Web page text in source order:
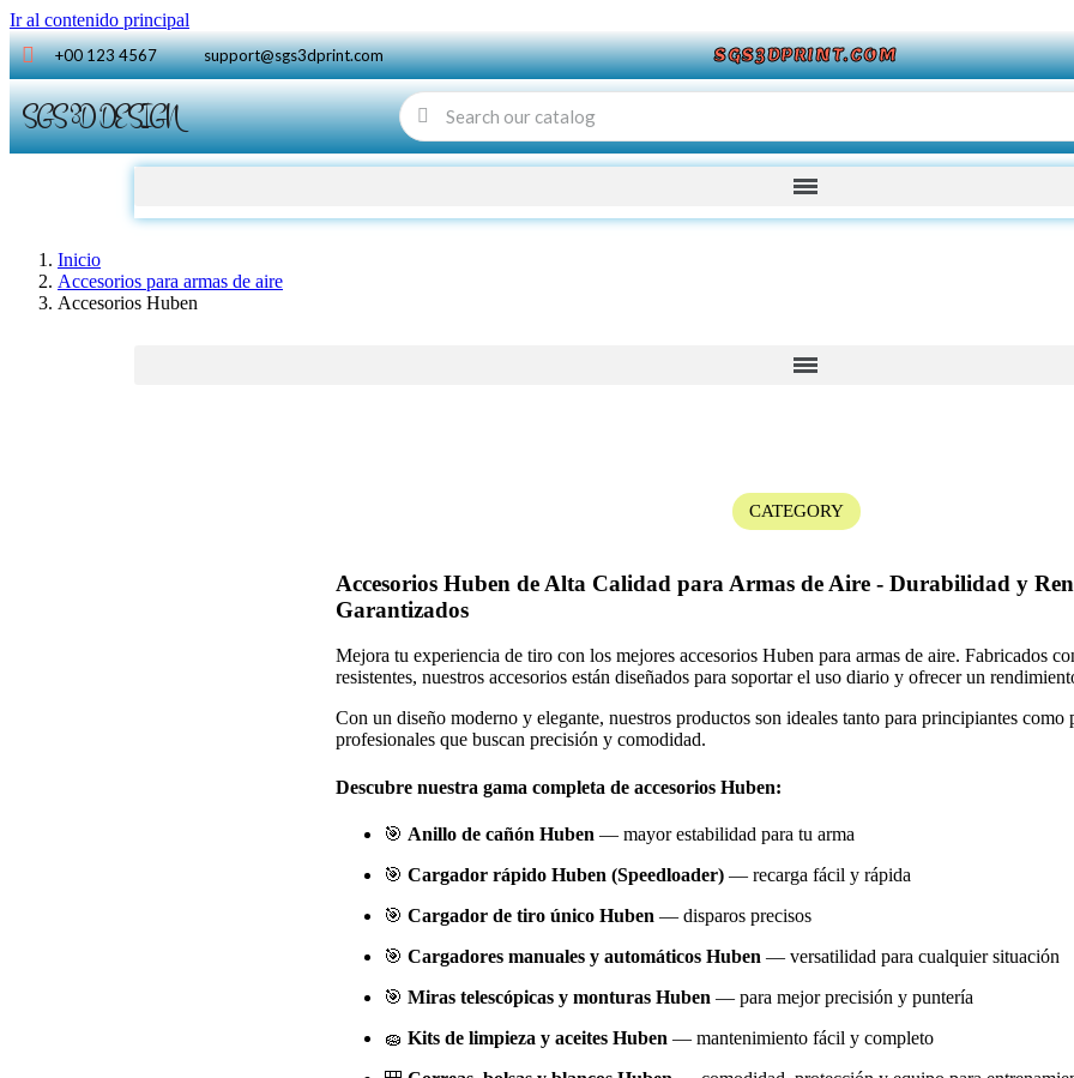
Ir al contenido principal
+00 123 4567 support@sgs3dprint.com SGS3DPRINT.COM
SGS 3D DESIGN
Inicio
Accesorios para armas de aire
Accesorios Huben
CATEGORY
Accesorios Huben de Alta Calidad para Armas de Aire - Durabilidad y
Garantizados
Mejora tu experiencia de tiro con los mejores accesorios Huben para armas de aire. Fabricados
resistentes, nuestros accesorios están diseñados para soportar el uso diario y ofrecer un
Con un diseño moderno y elegante, nuestros productos son ideales tanto para principiantes como
profesionales que buscan precisión y comodidad.
Descubre nuestra gama completa de accesorios Huben:
🎯 Anillo de cañón Huben — mayor estabilidad para tu arma
🎯 Cargador rápido Huben (Speedloader) — recarga fácil y rápida
🎯 Cargador de tiro único Huben — disparos precisos
🎯 Cargadores manuales y automáticos Huben — versatilidad para cualquier situación
🎯 Miras telescópicas y monturas Huben — para mejor precisión y puntería
🧽 Kits de limpieza y aceites Huben — mantenimiento fácil y completo